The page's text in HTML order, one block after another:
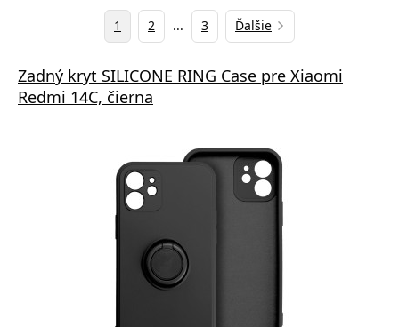
1 2 ... 3 Ďalšie
Zadný kryt SILICONE RING Case pre Xiaomi
Redmi 14C, čierna